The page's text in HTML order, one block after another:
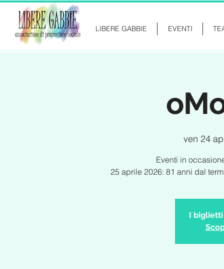
LIBERE GABBIE EVENTI
ven 24
Eventi in
25 aprile 2026: 81 anni dal
I